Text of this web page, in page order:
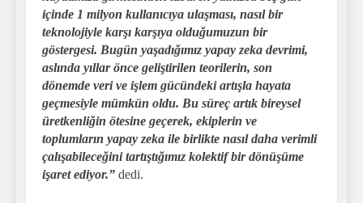
içinde 1 milyon kullanıcıya ulaşması, nasıl bir
teknolojiyle karşı karşıya olduğumuzun bir
göstergesi. Bugün yaşadığımız yapay zeka devrimi,
aslında yıllar önce geliştirilen teorilerin, son
dönemde veri ve işlem gücündeki artışla hayata
geçmesiyle mümkün oldu. Bu süreç artık bireysel
üretkenliğin ötesine geçerek, ekiplerin ve
toplumların yapay zeka ile birlikte nasıl daha verimli
çalışabileceğini tartıştığımız kolektif bir dönüşüme
işaret ediyor.” dedi.